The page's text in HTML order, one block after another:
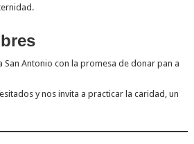
Antonio con la promesa de donar pan a
y nos invita a practicar la caridad, un